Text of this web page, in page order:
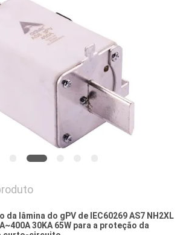
lâmina do gPV de IEC60269 AS7 NH2XL
30KA 65W para a proteção da